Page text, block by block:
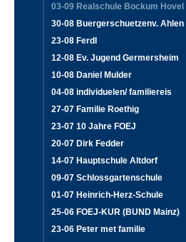
03-09 Realschule Bockum Hovel
30-08 Buergerschuetzenv. Ahlen
23-08 Ferdl
12-08 Ev. Jugend Germersheim
10-08 Daniel Mulder
04-08 individuelen/ familiereis
27-07 Familie Roethig
23-07 10 Jahre FOEJ
20-07 Dirk Fedder
14-07 Hauptschule Altdorf
09-07 Schlossgartenschule
01-07 Heinrich-Herz-Schule
25-06 FOEJ-KUR (BUND Mainz)
23-06 Peter met familie